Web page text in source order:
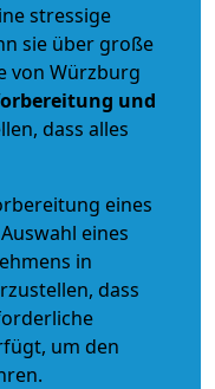
stressige
sie über große
von Würzburg
und
dass alles
eines
eines
in
dass
um den